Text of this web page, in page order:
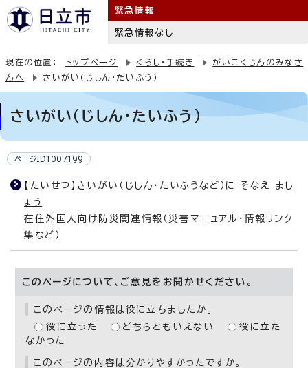
緊急情報
緊急情報なし
現在の位置： トップページ くらし・手続き
がいこくじんのみなさ
んへ
さいがい（じしん・たいふう）
さいがい（じしん・たいふう）
ページID1007199
【たいせつ】さいがい（じしん・たいふうなど）に そなえ まし
ょう
在住外国人向け防災関連情報（災害マニュアル・情報リンク
集など）
このページについて、ご意見をお聞かせください。
このページの情報は役に立ちましたか。
役に立った
どちらともいえない
役に立た
なかった
このページの内容は分かりやすかったですか。